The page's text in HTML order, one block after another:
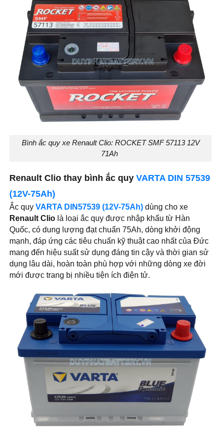
Bình ắc quy xe Renault Clio: ROCKET SMF 57113 12V
71Ah
Renault Clio thay bình ắc quy VARTA DIN 57539
(12V-75Ah)
Ắc quy VARTA DIN57539 (12V-75Ah) dùng cho xe
Renault Clio là loại ắc quy được nhập khẩu từ Hàn
Quốc, có dung lượng đạt chuẩn 75Ah, dòng khởi động
mạnh, đáp ứng các tiêu chuẩn kỹ thuật cao nhất của Đức
mang đến hiệu suất sử dụng đáng tin cậy và thời gian sử
dụng lâu dài, hoàn toàn phù hợp với những dòng xe đời
mới được trang bị nhiều tiện ích điện tử.